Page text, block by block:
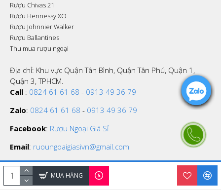
MUA HÀNG
Rượu Chivas 21
Rượu Hennessy XO
Rượu Johnnier Walker
Rượu Ballantines
Thu mua rượu ngoại
Địa chỉ: Khu vực Quận Tân Bình, Quận Tân Phú, Quận 1,
Quận 3, TPHCM.
Call : 0824 61 61 68 - 0913 49 36 79
Zalo: 0824 61 61 68 - 0913 49 36 79
Facebook: Rượu Ngoại Giá Sỉ
Email: ruoungoaigiasivn@gmail.com